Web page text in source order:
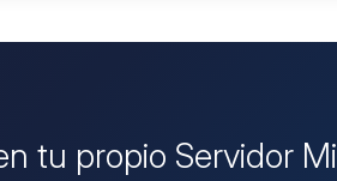
tu propio Servidor